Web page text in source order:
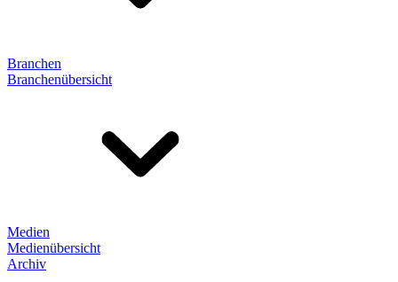
Branchen
Branchenübersicht
Medien
Medienübersicht
Archiv